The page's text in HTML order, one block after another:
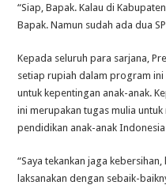
“Siap, Bapak. Kalau di
Bapak. Namun sudah ada dua
Kepada seluruh para sarjana,
setiap rupiah dalam program
untuk kepentingan anak-anak.
ini merupakan tugas mulia
pendidikan anak-anak
“Saya tekankan jaga
laksanakan dengan sebaik-